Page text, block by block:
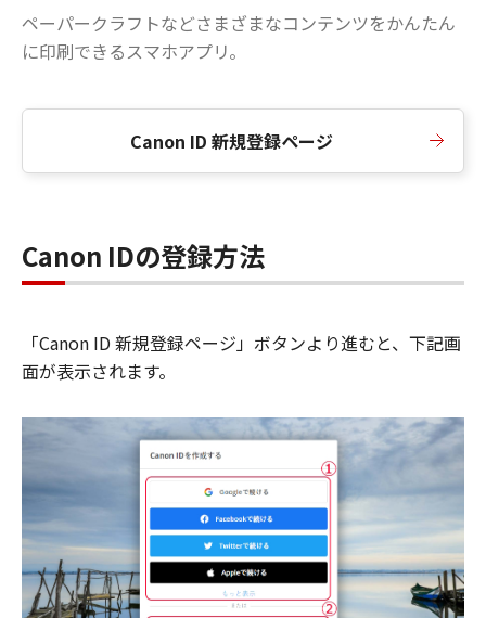
ペーパークラフトなどさまざまなコンテンツをかんたん
に印刷できるスマホアプリ。
Canon ID 新規登録ページ
Canon IDの登録方法
「Canon ID 新規登録ページ」ボタンより進むと、下記画
面が表示されます。